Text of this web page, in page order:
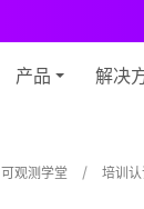
产品 解决
可观测学堂 培训